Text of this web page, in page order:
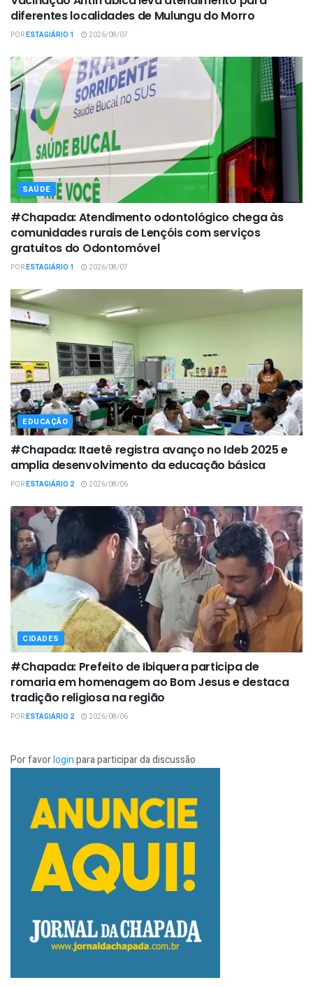
diferentes localidades de Mulungu do Morro
PORESTAGIÁRIO 1 2026/08/07
SAÚDE
#Chapada: Atendimento odontológico chega às
comunidades rurais de Lençóis com serviços
gratuitos do Odontomóvel
PORESTAGIÁRIO 1 2026/08/07
EDUCAÇÃO
#Chapada: Itaetê registra avanço no Ideb 2025 e
amplia desenvolvimento da educação básica
PORESTAGIÁRIO 2 2026/08/06
CIDADES
#Chapada: Prefeito de Ibiquera participa de
romaria em homenagem ao Bom Jesus e destaca
tradição religiosa na região
PORESTAGIÁRIO 2 2026/08/06
Por favorloginpara participar da discussão